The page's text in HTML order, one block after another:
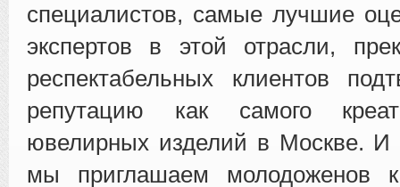
специалистов, самые лучшие
экспертов в этой отрасли,
респектабельных клиентов
репутацию как самого
ювелирных изделий в Москве. И
мы приглашаем